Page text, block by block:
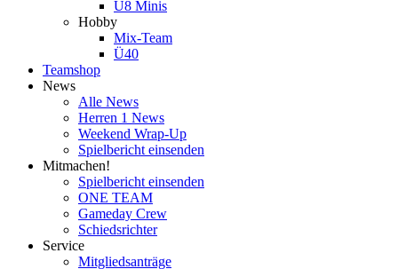
U8 Minis
Hobby
Mix-Team
Ü40
Teamshop
News
Alle News
Herren 1 News
Weekend Wrap-Up
Spielbericht einsenden
Mitmachen!
Spielbericht einsenden
ONE TEAM
Gameday Crew
Schiedsrichter
Service
Mitgliedsanträge